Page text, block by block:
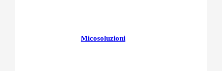
Micosoluzioni